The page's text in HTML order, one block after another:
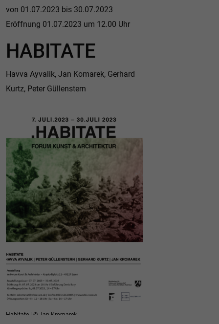
von 01.07.2023 bis 30.07.2023
Eröffnung 01.07.2023 um 12.00 Uhr
HABITATE
Havva Ayvalik, Jan Komarek, Gerhard
Kurtz, Peter Güllenstern
Habitate | © Jan Kromarek